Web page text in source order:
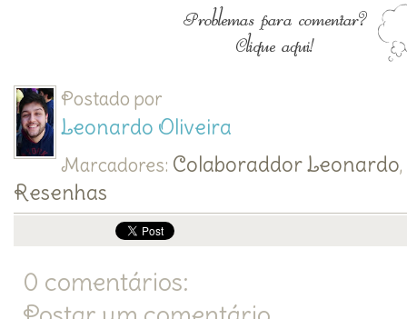
Postado por
Leonardo Oliveira
Marcadores: Colaboraddor Leonardo,
Resenhas
0 comentários: